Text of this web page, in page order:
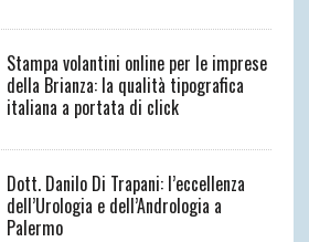
Stampa volantini online per le imprese
della Brianza: la qualità tipografica
italiana a portata di click
Dott. Danilo Di Trapani: l’eccellenza
dell’Urologia e dell’Andrologia a
Palermo